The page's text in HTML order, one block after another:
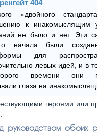
404
«двойного
к инакомыслящим
не было и нет. Эти
начала были
для
левых идей, и в
времени они
глаза на
героями или
руководством обоих